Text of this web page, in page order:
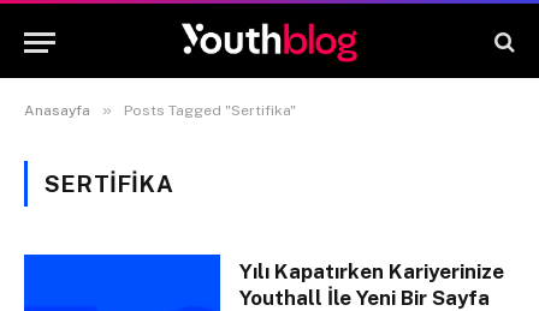
Anasayfa » Posts Tagged "Sertifika"
SERTIFIKA
Yılı Kapatırken Kariyerinize
Youthall İle Yeni Bir Sayfa